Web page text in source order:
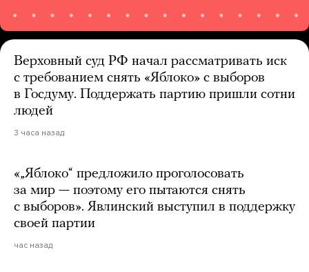
Верховный суд РФ начал рассматривать иск
с требованием снять «Яблоко» с выборов
в Госдуму. Поддержать партию пришли сотни
людей
3 часа назад
«„Яблоко“ предложило проголосовать
за мир — поэтому его пытаются снять
с выборов». Явлинский выступил в поддержку
своей партии
час назад